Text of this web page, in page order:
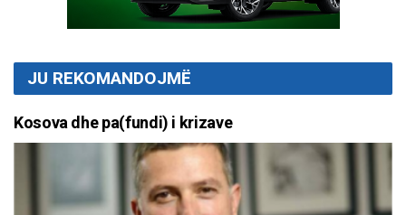
JU REKOMANDOJMË
Kosova dhe pa(fundi) i krizave